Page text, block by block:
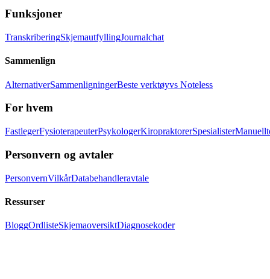
Funksjoner
TranskriberingSkjemautfyllingJournalchat
Sammenlign
AlternativerSammenligningerBeste verktøyvs Noteless
For hvem
FastlegerFysioterapeuterPsykologerKiropraktorerSpesialister
Personvern og avtaler
PersonvernVilkårDatabehandleravtale
Ressurser
BloggOrdlisteSkjemaoversiktDiagnosekoder